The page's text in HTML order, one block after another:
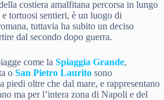
costiera amalfitana percorsa in lungo
tortuosi sentieri, è un luogo di
tuttavia ha subito un deciso
dal secondo dopo guerra.
come la Spiaggia Grande,
o San Pietro Laurito sono
piedi oltre che dal mare, e rappresentano
ma per l’intera zona di Napoli e del